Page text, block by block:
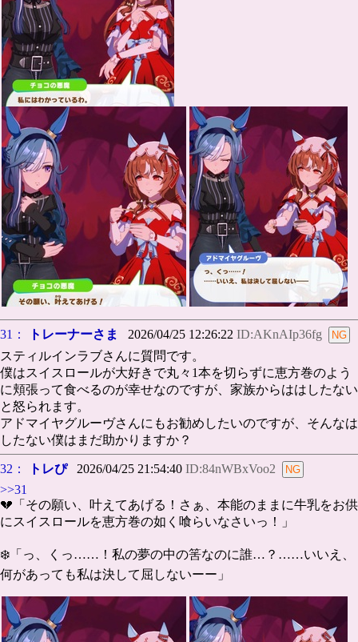
31： トレーナーさま 2026/04/25 12:26:22 ID:AKnAIp36fg
スティルインラブさんに質問です。
僕はスイスロールが大好きで丸々1本を切らずに恵方巻のよう
に頬張って食べるのが幸せなのですが、家族からははしたない
と怒られます。
アドマイヤグルーヴさんにもお勧めしたいのですが、そんなは
したない僕はまだ助かりますか？
32： トレぴ2026/04/25 21:54:40 ID:84nWBxVoo2
>>31
💔「その願い、叶えてあげる！さぁ、本能のままに牛乳をお供
にスイスロールを恵方巻の如く喰らいなさいっ！」
❄️「っ、くっ……！私の夢の中の筈なのに誰…？……いいえ、
何があっても私は決して屈しないーー」